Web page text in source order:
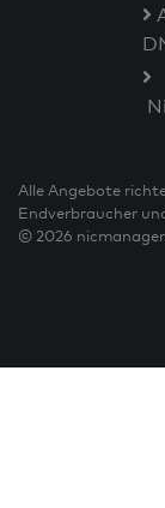
Alle Angebote
Endverbraucher
© 2026